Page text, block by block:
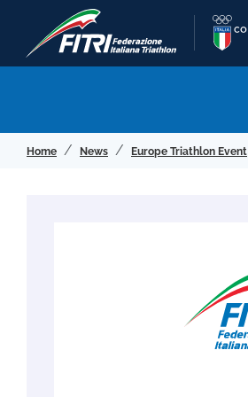
Home News Europe Triathlon Event